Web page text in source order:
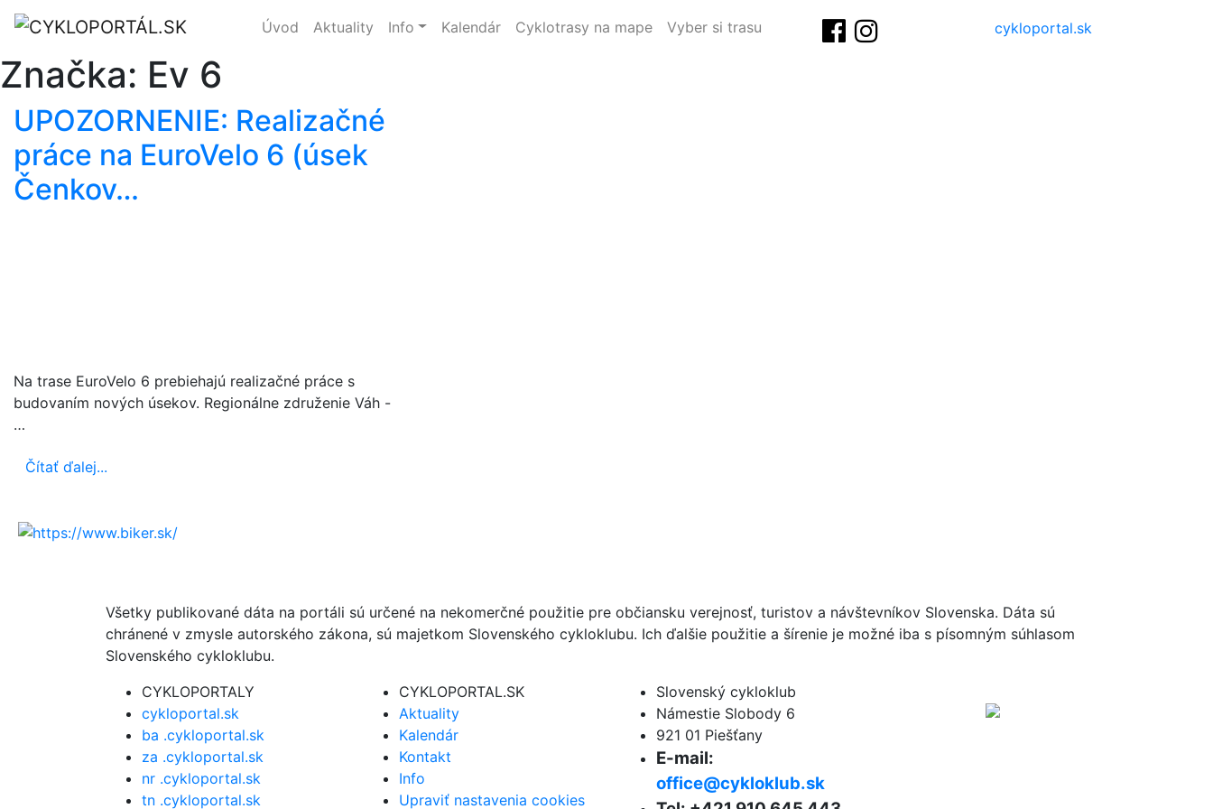
Úvod Aktuality Info Kalendár Cyklotrasy na mape Vyber si trasu cykloportal.sk
Značka: Ev 6
UPOZORNENIE: Realizačné
práce na EuroVelo 6 (úsek
Čenkov…
Na trase EuroVelo 6 prebiehajú realizačné práce s
budovaním nových úsekov. Regionálne združenie Váh -
…
Čítať ďalej...
Všetky publikované dáta na portáli sú určené na nekomerčné použitie pre občiansku verejnosť, turistov a návštevníkov Slovenska. Dáta sú
chránené v zmysle autorského zákona, sú majetkom Slovenského cykloklubu. Ich ďalšie použitie a šírenie je možné iba s písomným súhlasom
Slovenského cykloklubu.
CYKLOPORTALY
cykloportal.sk
ba .cykloportal.sk
za .cykloportal.sk
nr .cykloportal.sk
tn .cykloportal.sk
CYKLOPORTAL.SK
Aktuality
Kalendár
Kontakt
Info
Upraviť nastavenia cookies
Slovenský cykloklub
Námestie Slobody 6
921 01 Piešťany
E-mail:
office@cykloklub.sk